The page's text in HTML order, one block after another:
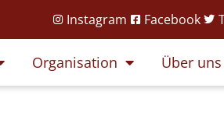
Instagram Facebook
Organisation Über uns